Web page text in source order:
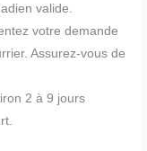
valide.
votre demande
Assurez-vous de
2 à 9 jours